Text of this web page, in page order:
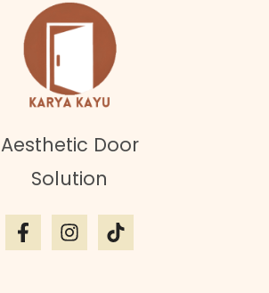
Aesthetic Door
Solution